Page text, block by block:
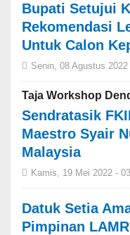
Bupati Setujui
Rekomendasi
Untuk Calon
Senin, 08 Agustus
Taja Workshop
Sendratasik
Maestro Syair
Malaysia
Kamis, 19 Mei 2022 -
Datuk Setia
Pimpinan